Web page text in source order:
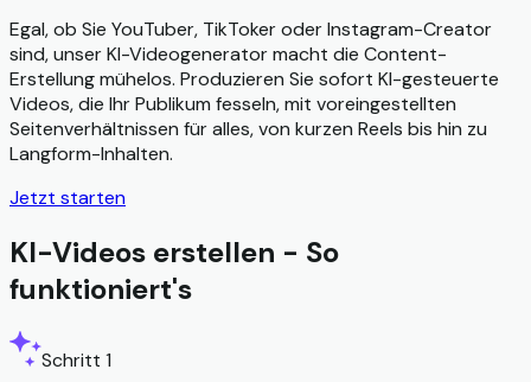
Egal, ob Sie YouTuber, TikToker oder Instagram-Creator
sind, unser KI-Videogenerator macht die Content-
Erstellung mühelos. Produzieren Sie sofort KI-gesteuerte
Videos, die Ihr Publikum fesseln, mit voreingestellten
Seitenverhältnissen für alles, von kurzen Reels bis hin zu
Langform-Inhalten.
Jetzt starten
KI-Videos erstellen - So
funktioniert's
Schritt 1